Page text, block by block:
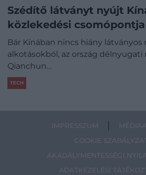
Szédítő látványt nyújt
közlekedési csomópontja
Bár Kínában nincs hiány látványos
alkotásokból, az ország délnyugati
Qianchun…
TECH